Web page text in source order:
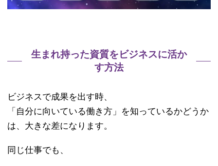
生まれ持った資質をビジネスに活か
す方法
ビジネスで成果を出す時、
「自分に向いている働き方」を知っているかどうか
は、大きな差になります。
同じ仕事でも、